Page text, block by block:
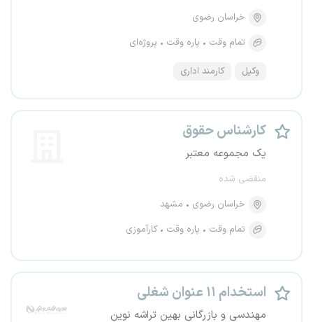
خراسان رضوی
تمام وقت
پاره وقت پروژه‌ای
وکیل کارمند اداری
کارشناس حقوق
یک مجموعه معتبر
منقضی شده
خراسان رضوی
مشهد
تمام وقت
پاره وقت کارآموزی
استخدام ۱۱ عنوان شغلی
مهندسی و بازرگانی بهین تراشه نوین